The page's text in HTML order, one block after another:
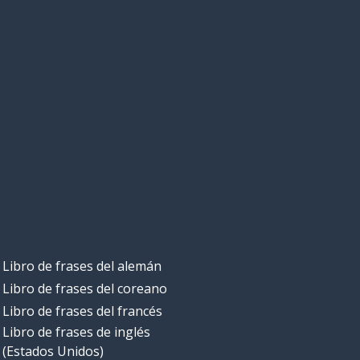
Libro de frases del alemán
Libro de frases del coreano
Libro de frases del francés
Libro de frases de inglés
(Estados Unidos)